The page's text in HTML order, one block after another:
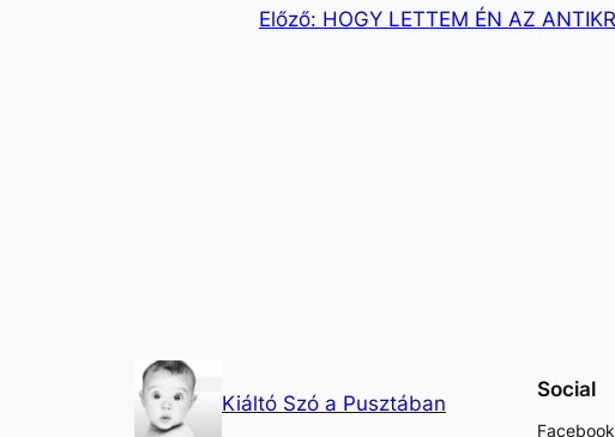
Előző: HOGY LETTEM ÉN AZ
Kiáltó Szó a Pusztában
Social
Facebook